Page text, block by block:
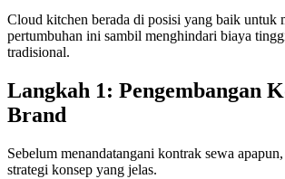
Cloud kitchen berada di posisi yang baik untuk
pertumbuhan ini sambil menghindari biaya
tradisional.
Langkah 1: Pengembangan
Brand
Sebelum menandatangani kontrak sewa
strategi konsep yang jelas.